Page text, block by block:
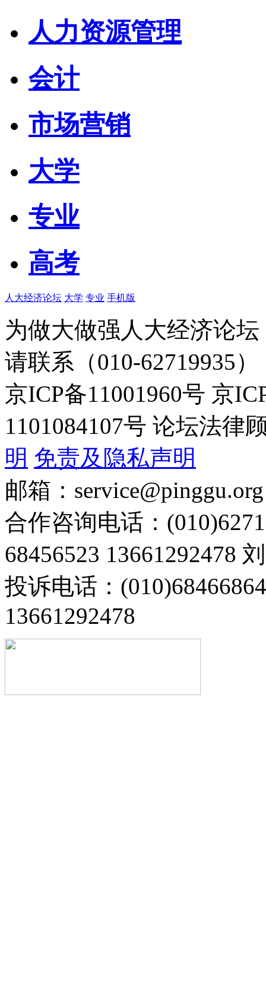
人力资源管理
会计
市场营销
大学
专业
高考
人大经济论坛 大学 专业 手机版
为做大做强人大经济论
请联系（010-62719935）
京ICP备11001960号 京
1101084107号 论坛法律
明 免责及隐私声明
邮箱：service@pinggu.org
合作咨询电话：
68456523 13661292478
投诉电话：
13661292478